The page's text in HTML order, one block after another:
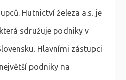
Hutnictví železa a.s. je
sdružuje podniky v
Hlavními zástupci
podniky na